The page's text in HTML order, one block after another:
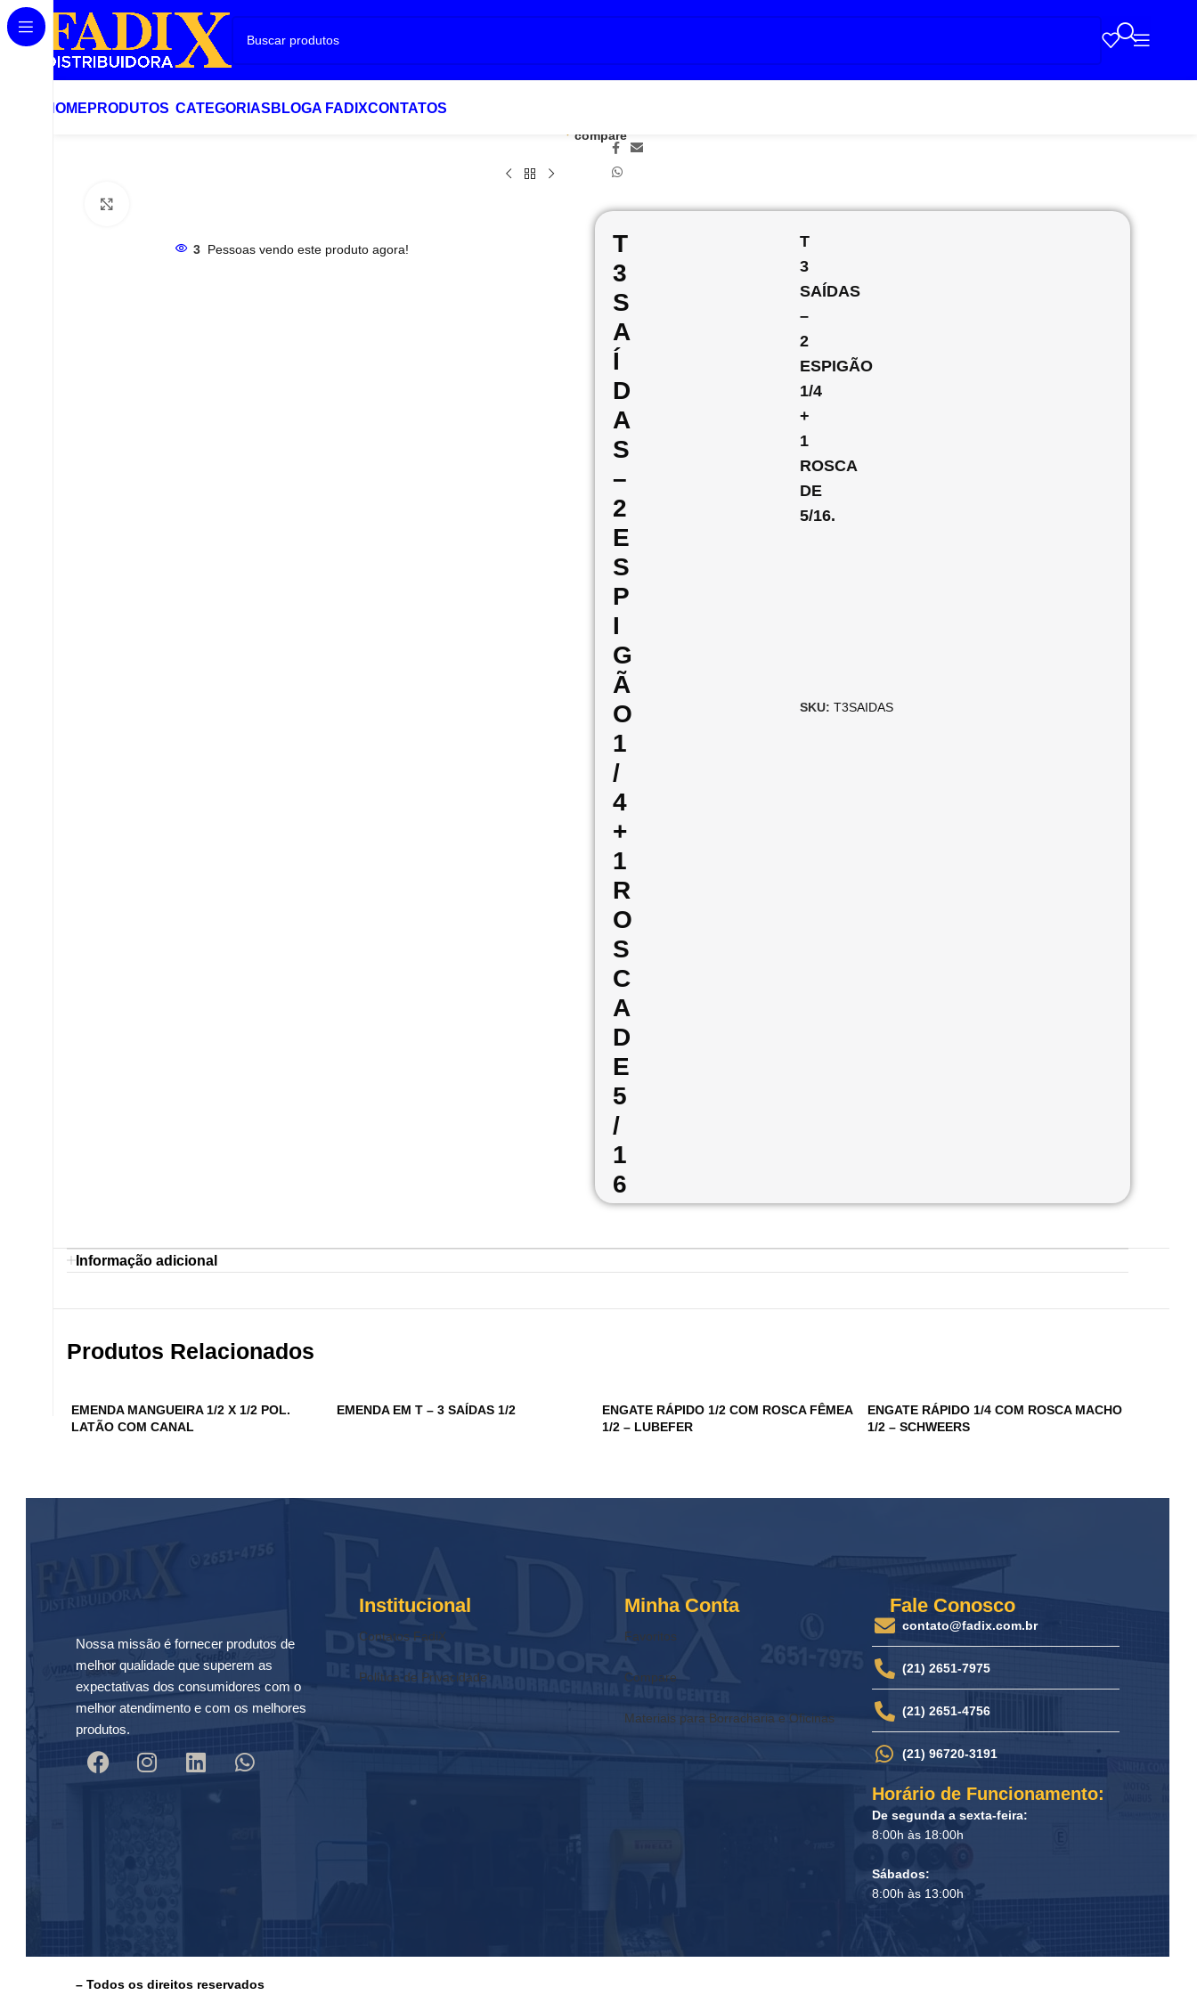
HOME PRODUTOS CATEGORIAS BLOGA FADIXCONTATOS
compare
3 Pessoas vendo este produto agora!
T
3
S
A
Í
D
A
S
–
2
E
S
P
I
G
Ã
O
1
/
4
+
1
R
O
S
C
A
D
E
5
/
1
6
T
3
SAÍDAS
–
2
ESPIGÃO
1/4
+
1
ROSCA
DE
5/16.
SKU:T3SAIDAS
Informação adicional
Produtos Relacionados
EMENDA MANGUEIRA 1/2 X 1/2 POL.
LATÃO COM CANAL
EMENDA EM T – 3 SAÍDAS 1/2
ENGATE RÁPIDO 1/2 COM ROSCA FÊMEA
1/2 – LUBEFER
ENGATE RÁPIDO 1/4 COM ROSCA MACHO
1/2 – SCHWEERS
Nossa missão é fornecer produtos de
melhor qualidade que superem as
expectativas dos consumidores com o
melhor atendimento e com os melhores
produtos.
Institucional
Contatos FadiX
Política de Privacidade
Minha Conta
Favoritos
Compare
Materiais para Borracharia e Oficinas
Fale Conosco
contato@fadix.com.br
(21) 2651-7975
(21) 2651-4756
(21) 96720-3191
Horário de Funcionamento:
De segunda a sexta-feira:
8:00h às 18:00h
Sábados:
8:00h às 13:00h
– Todos os direitos reservados